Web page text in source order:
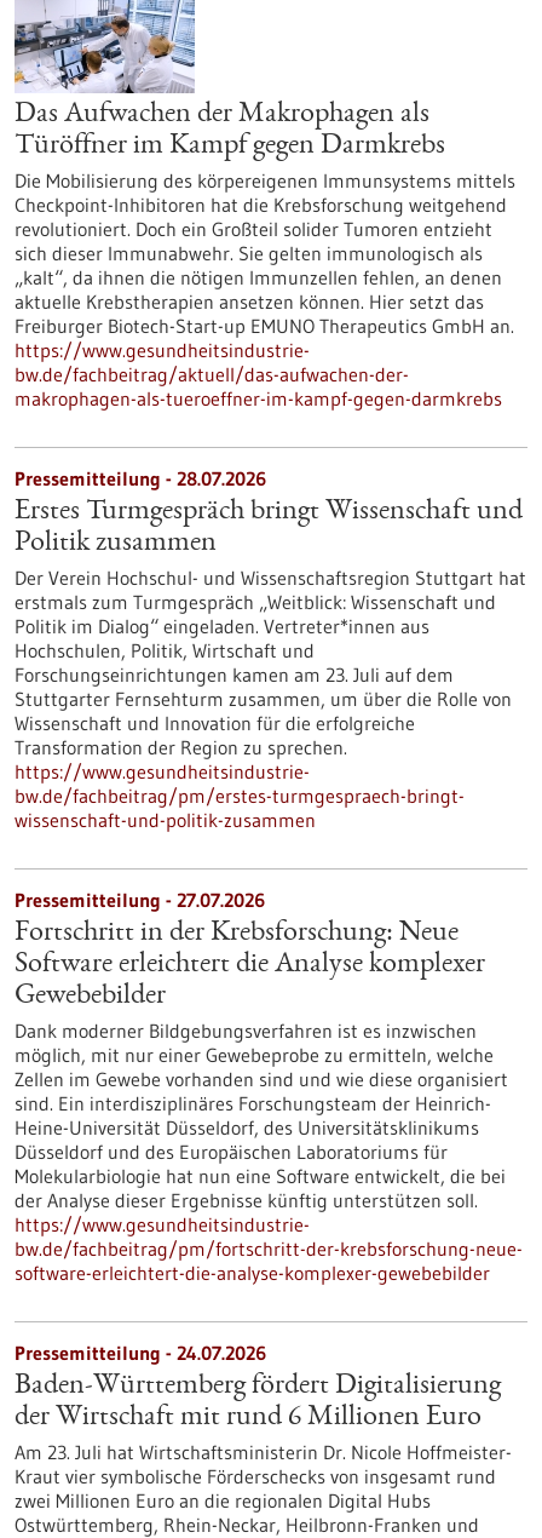
Das Aufwachen der Makrophagen als
Türöffner im Kampf gegen Darmkrebs
Die Mobilisierung des körpereigenen Immunsystems mittels
Checkpoint-Inhibitoren hat die Krebsforschung weitgehend
revolutioniert. Doch ein Großteil solider Tumoren entzieht
sich dieser Immunabwehr. Sie gelten immunologisch als
„kalt“, da ihnen die nötigen Immunzellen fehlen, an denen
aktuelle Krebstherapien ansetzen können. Hier setzt das
Freiburger Biotech-Start-up EMUNO Therapeutics GmbH an.
https://www.gesundheitsindustrie-
bw.de/fachbeitrag/aktuell/das-aufwachen-der-
makrophagen-als-tueroeffner-im-kampf-gegen-darmkrebs
Pressemitteilung - 28.07.2026
Erstes Turmgespräch bringt Wissenschaft und
Politik zusammen
Der Verein Hochschul- und Wissenschaftsregion Stuttgart hat
erstmals zum Turmgespräch „Weitblick: Wissenschaft und
Politik im Dialog“ eingeladen. Vertreter*innen aus
Hochschulen, Politik, Wirtschaft und
Forschungseinrichtungen kamen am 23. Juli auf dem
Stuttgarter Fernsehturm zusammen, um über die Rolle von
Wissenschaft und Innovation für die erfolgreiche
Transformation der Region zu sprechen.
https://www.gesundheitsindustrie-
bw.de/fachbeitrag/pm/erstes-turmgespraech-bringt-
wissenschaft-und-politik-zusammen
Pressemitteilung - 27.07.2026
Fortschritt in der Krebsforschung: Neue
Software erleichtert die Analyse komplexer
Gewebebilder
Dank moderner Bildgebungsverfahren ist es inzwischen
möglich, mit nur einer Gewebeprobe zu ermitteln, welche
Zellen im Gewebe vorhanden sind und wie diese organisiert
sind. Ein interdisziplinäres Forschungsteam der Heinrich-
Heine-Universität Düsseldorf, des Universitätsklinikums
Düsseldorf und des Europäischen Laboratoriums für
Molekularbiologie hat nun eine Software entwickelt, die bei
der Analyse dieser Ergebnisse künftig unterstützen soll.
https://www.gesundheitsindustrie-
bw.de/fachbeitrag/pm/fortschritt-der-krebsforschung-neue-
software-erleichtert-die-analyse-komplexer-gewebebilder
Pressemitteilung - 24.07.2026
Baden-Württemberg fördert Digitalisierung
der Wirtschaft mit rund 6 Millionen Euro
Am 23. Juli hat Wirtschaftsministerin Dr. Nicole Hoffmeister-
Kraut vier symbolische Förderschecks von insgesamt rund
zwei Millionen Euro an die regionalen Digital Hubs
Ostwürttemberg, Rhein-Neckar, Heilbronn-Franken und